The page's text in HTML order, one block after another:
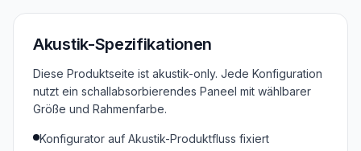
Akustik-Spezifikationen
Diese Produktseite ist akustik-only. Jede Konfiguration
nutzt ein schallabsorbierendes Paneel mit wählbarer
Größe und Rahmenfarbe.
Konfigurator auf Akustik-Produktfluss fixiert